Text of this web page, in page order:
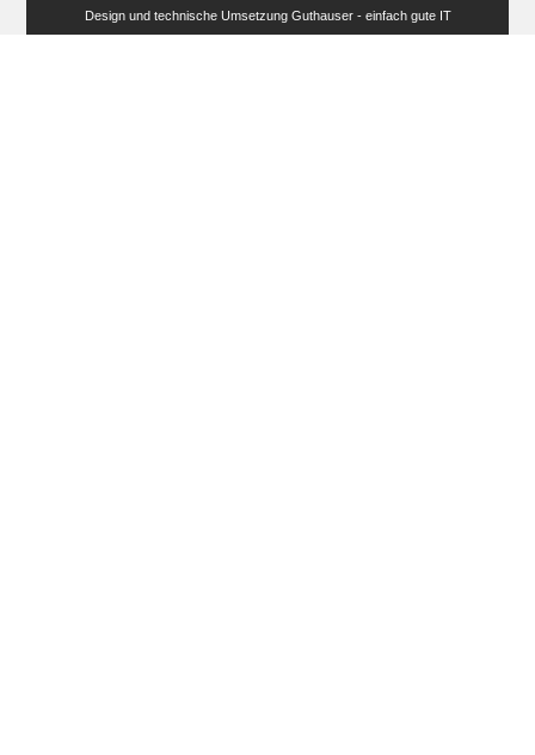
Design und technische Umsetzung Guthauser - einfach gute IT